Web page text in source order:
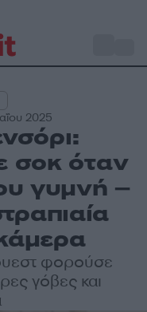
2025
σοκ όταν
γυμνή –
φορούσε
γόβες και